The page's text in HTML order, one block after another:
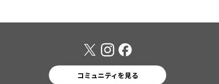
コミュニティを見る